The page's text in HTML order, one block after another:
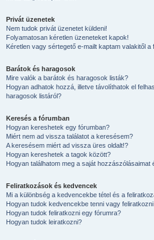
Privát üzenetek
Nem tudok privát üzenetet küldeni!
Folyamatosan kéretlen üzeneteket kapok!
Kéretlen vagy sértegető e-mailt kaptam valakitől a
Barátok és haragosok
Mire valók a barátok és haragosok listák?
Hogyan adhatok hozzá, illetve távolíthatok el
haragosok listáról?
Keresés a fórumban
Hogyan kereshetek egy fórumban?
Miért nem ad vissza találatot a keresésem?
A keresésem miért ad vissza üres oldalt!?
Hogyan kereshetek a tagok között?
Hogyan találhatom meg a saját hozzászólásaimat
Feliratkozások és kedvencek
Mi a különbség a kedvencekbe tétel és a
Hogyan tudok kedvencekbe tenni vagy
Hogyan tudok feliratkozni egy fórumra?
Hogyan tudok leiratkozni?